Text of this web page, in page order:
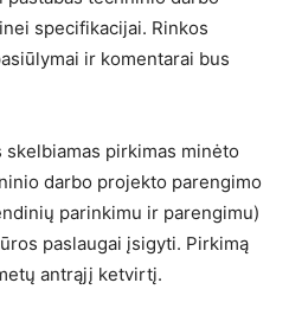
specifikacijai. Rinkos
ir komentarai bus
pirkimas minėto
darbo projekto parengimo
parinkimu ir parengimu)
paslaugai įsigyti. Pirkimą
antrąjį ketvirtį.